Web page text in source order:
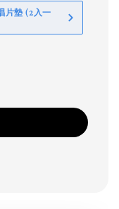
片墊 (2入一